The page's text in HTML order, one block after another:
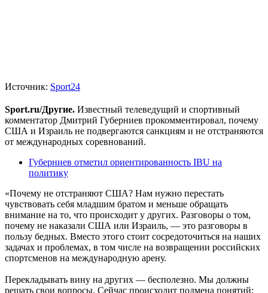
Источник: Sport24
Sport.ru/Другие. Известный телеведущий и спортивный
комментатор Дмитрий Губерниев прокомментировал, почему
США и Израиль не подвергаются санкциям и не отстраняются
от международных соревнований.
Губерниев отметил ориентированность IBU на
политику
«Почему не отстраняют США? Нам нужно перестать
чувствовать себя младшим братом и меньше обращать
внимание на то, что происходит у других. Разговоры о том,
почему не наказали США или Израиль, — это разговоры в
пользу бедных. Вместо этого стоит сосредоточиться на наших
задачах и проблемах, в том числе на возвращении российских
спортсменов на международную арену.
Перекладывать вину на других — бесполезно. Мы должны
решать свои вопросы. Сейчас происходит подмена понятий: